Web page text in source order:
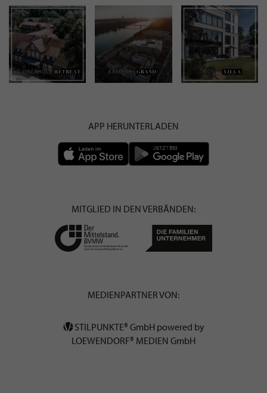
APP HERUNTERLADEN
MITGLIED IN DEN VERBÄNDEN:
MEDIENPARTNER VON:
STILPUNKTE® GmbH powered by
LOEWENDORF® MEDIEN GmbH